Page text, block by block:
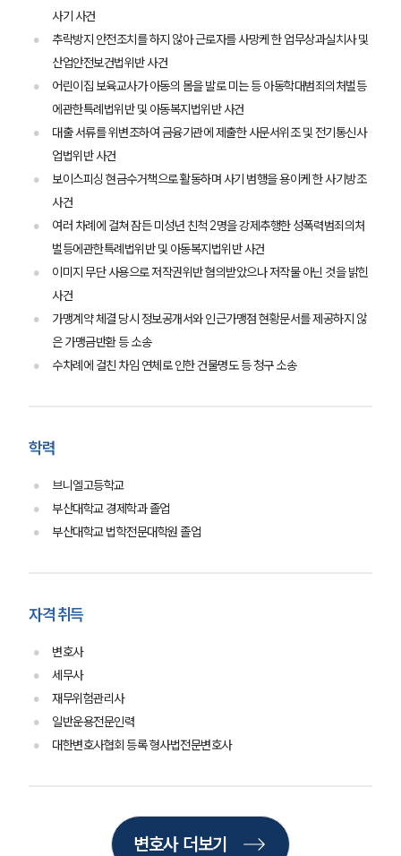
업무사례
주요 업무사례
사례분석/최신동향
법률정보
법률지식인
고객후기
건설부 업무
전체
구성원 소개
부동산전문변호사
뉴스레터/브로슈어
세미나
사기 사건
추락방지 안전조치를 하지 않아 근로자를 사망케 한 업무상과실치사 및
산업안전보건법위반 사건
어린이집 보육교사가 아동의 몸을 발로 미는 등 아동학대범죄의처벌등
에관한특례법위반 및 아동복지법위반 사건
대출 서류를 위변조하여 금융기관에 제출한 사문서위조 및 전기통신사
업법위반 사건
보이스피싱 현금수거책으로 활동하며 사기 범행을 용이케 한 사기방조
사건
여러 차례에 걸쳐 잠든 미성년 친척 2명을 강제추행한 성폭력범죄의처
벌등에관한특례법위반 및 아동복지법위반 사건
이미지 무단 사용으로 저작권위반 혐의받았으나 저작물 아닌 것을 밝힌
사건
가맹계약 체결 당시 정보공개서와 인근가맹점 현황문서를 제공하지 않
은 가맹금반환 등 소송
수차례에 걸친 차임 연체로 인한 건물명도 등 청구 소송
학력
브니엘고등학교
부산대학교 경제학과 졸업
부산대학교 법학전문대학원 졸업
자격 취득
변호사
세무사
재무위험관리사
일반운용전문인력
대한변호사협회 등록 형사법전문변호사
변호사 더보기